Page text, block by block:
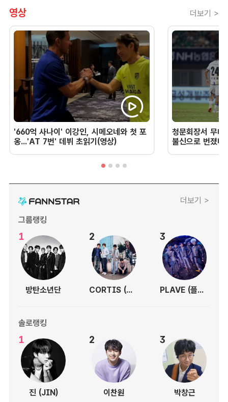
영상 더보기 >
'660억 사나이' 이강인, 시메오네와 첫 포
옹...'AT 7번' 데뷔 초읽기(영상)
청문회장서 무너
불신으로 번졌
더보기 >
그룹랭킹
1
방탄소년단
2
CORTIS (코르티스)
3
PLAVE (플레이브)
솔로랭킹
1
진 (JIN)
2
이찬원
3
박창근